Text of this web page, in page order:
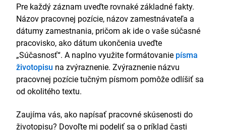
Pre každý záznam uveďte rovnaké základné fakty.
Názov pracovnej pozície, názov zamestnávateľa a
dátumy zamestnania, pričom ak ide o vaše súčasné
pracovisko, ako dátum ukončenia uveďte
„Súčasnosť“. A naplno využite formátovanie písma
životopisu na zvýraznenie. Zvýraznenie názvu
pracovnej pozície tučným písmom pomôže odlíšiť sa
od okolitého textu.
Zaujíma vás, ako napísať pracovné skúsenosti do
životopisu? Dovoľte mi podeliť sa o príklad časti